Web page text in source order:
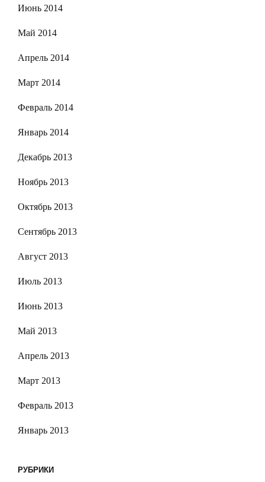
Июнь 2014
Май 2014
Апрель 2014
Март 2014
Февраль 2014
Январь 2014
Декабрь 2013
Ноябрь 2013
Октябрь 2013
Сентябрь 2013
Август 2013
Июль 2013
Июнь 2013
Май 2013
Апрель 2013
Март 2013
Февраль 2013
Январь 2013
РУБРИКИ